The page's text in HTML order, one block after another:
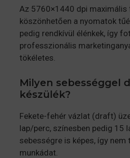
Az 5760×1440 dpi maximális
köszönhetően a nyomatok
pedig rendkívül élénkek, így
professzionális
tökéletes.
Milyen sebességgel
készülék?
Fekete-fehér vázlat (draft)
lap/perc, színesben pedig 15
sebességre is képes, így nem
munkádat.